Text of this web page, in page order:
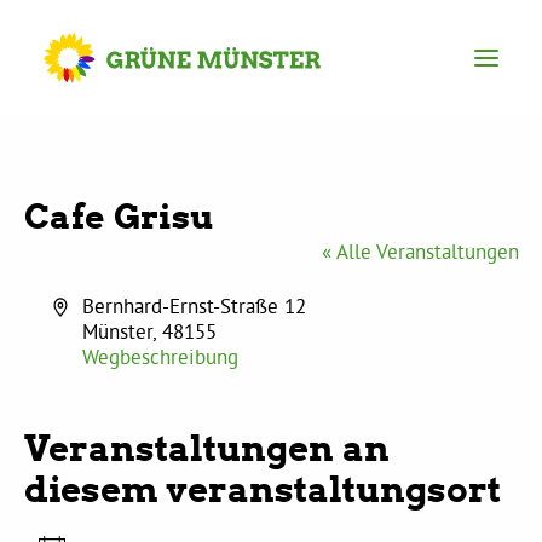
Kreisvorstand
Kreisgeschäftsstelle
Ortsverbände
Cafe Grisu
« Alle Veranstaltungen
Adresse
Bernhard-Ernst-Straße 12
Münster, 48155
Wegbeschreibung
Veranstaltungen an
diesem veranstaltungsort